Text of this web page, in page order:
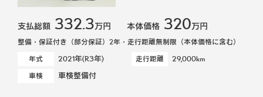
支払総額 332.3万円 本体価格 320万円
整備・保証付き（部分保証）2年・走行距離無制限（本体価格に含む）
年式
2021年(R3年) 走行距離 29,000km
車検 車検整備付